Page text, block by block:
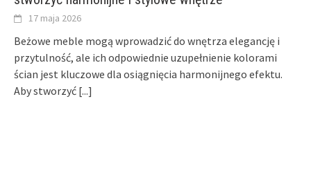
17 maja 2026
Beżowe meble mogą wprowadzić do wnętrza elegancję i
przytulność, ale ich odpowiednie uzupełnienie kolorami
ścian jest kluczowe dla osiągnięcia harmonijnego efektu.
Aby stworzyć [...]